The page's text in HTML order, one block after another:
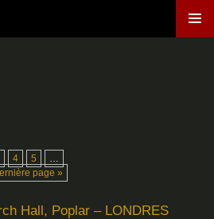
4 5
…
page »
Hall, Poplar – LONDRES